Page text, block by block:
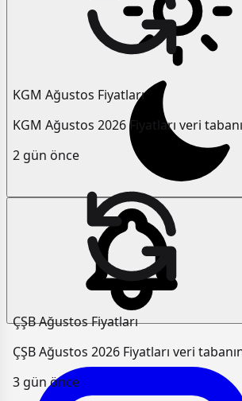
KGM Ağustos Fiyatları
KGM Ağustos 2026 Fiyatları veri
2 gün önce
ÇŞB Ağustos Fiyatları
ÇŞB Ağustos 2026 Fiyatları veri
3 gün önce